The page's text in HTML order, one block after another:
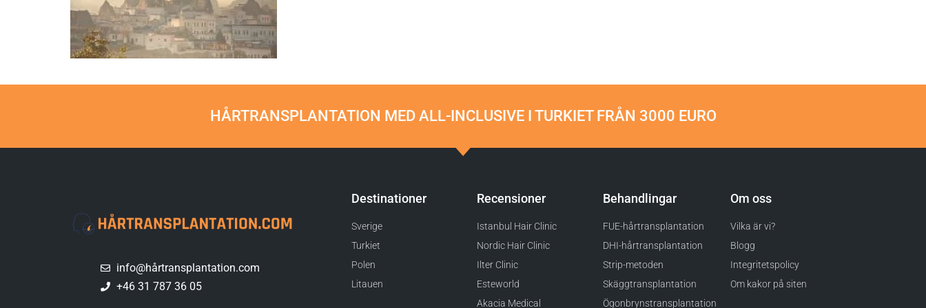
HÅRTRANSPLANTATION MED ALL-INCLUSIVE I TURKIET FRÅN 3000 EURO
info@hårtransplantation.com
+46 31 787 36 05
Destinationer
Sverige
Turkiet
Polen
Litauen
Recensioner
Istanbul Hair Clinic
Nordic Hair Clinic
Ilter Clinic
Esteworld
Akacia Medical
Behandlingar
FUE-hårtransplantation
DHI-hårtransplantation
Strip-metoden
Skäggtransplantation
Ögonbrynstransplantation
Om oss
Vilka är vi?
Blogg
Integritetspolicy
Om kakor på siten